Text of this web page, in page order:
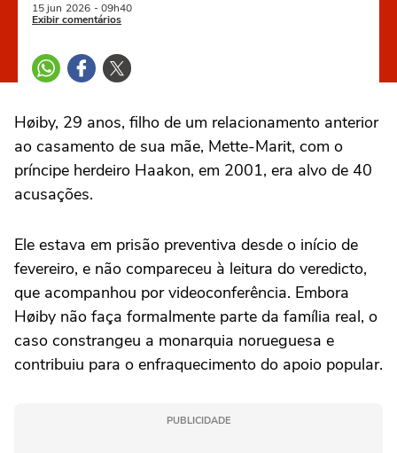
15 jun 2026 - 09h40
Exibir comentários
Høiby, 29 anos, filho de um relacionamento anterior
ao casamento de sua mãe, Mette-Marit, com o
príncipe herdeiro Haakon, em 2001, era alvo de 40
acusações.
Ele estava em prisão preventiva desde o início de
fevereiro, e não compareceu à leitura do veredicto,
que acompanhou por videoconferência. Embora
Høiby não faça formalmente parte da família real, o
caso constrangeu a monarquia norueguesa e
contribuiu para o enfraquecimento do apoio popular.
PUBLICIDADE